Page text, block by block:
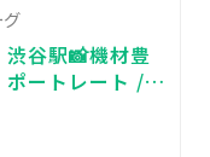
渋谷駅📸機材豊
ポートレート /
間